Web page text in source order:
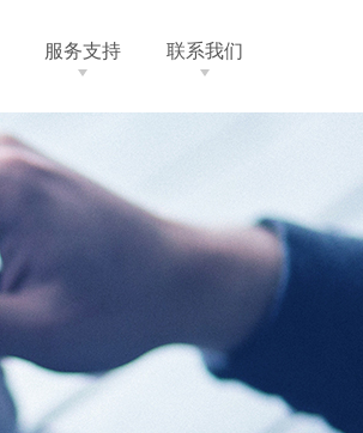
服务支持 联系我们